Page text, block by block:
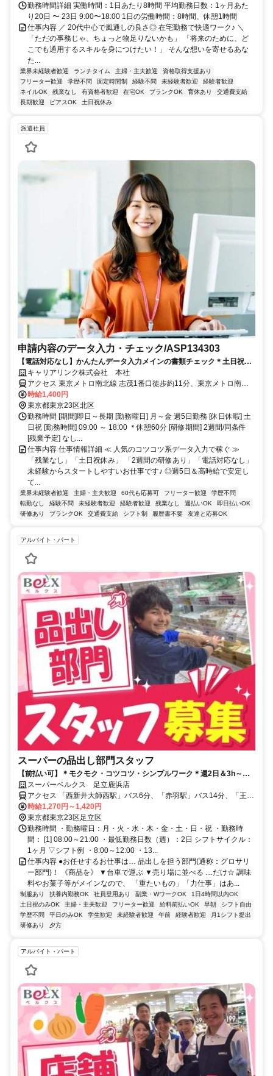
勤務時間詳細 実働時間：1日あたり8時間 平均勤務日数：1ヶ月あた
り20日 〜 23日 9:00〜18:00 1日の労働時間：8時間、休憩1時間
仕事内容 ／ 20代中心で風通しの良さ◎ 在宅勤務で快適ワーク♪ ＼
「ただの事務じゃ、ちょっと物足りないかも」 「将来のために、ど
こでも通用するスキルを身につけたい！」 そんな想いを寄せるあな
た...
業界未経験者歓迎 ランチタイム 主婦・主夫歓迎
資格取得支援あり
フリーター歓迎
学歴不問 固定時間制 経験不問 未経験者歓迎
経験者歓迎
ネイルOK
残業なし 有資格者歓迎 在宅OK ブランクOK 育休あり
交通費支給
長期歓迎
ピアスOK 土日祝休み
派遣社員
申請内容のデータ入力・チェック/ASP134303
【電話対応なし】かんたんデータ入力メインの書類チェック＊土日祝休
み<月収22.4万円>
キャリアリンク株式会社 本社
アクセス 東京メトロ南北線 志茂1番口徒歩約11分、東京メトロ南北
線 王子神谷エレベータ出入口徒歩約12分、ＪＲ京浜東北線 東十条北
口徒歩約13分 南北線 志茂駅 徒歩7分 南北線 王子神谷駅 徒歩11分 JR
線 東十条駅 徒歩18分 JR線 赤羽駅 バス10分 都営バス赤羽駅東口「豊
島5丁目団地行き」約10分。「北車庫」下車。
時給1,400円
東京都東京23区北区
勤務時間 [期間]即日～長期 [勤務曜日] 月～金 週5日勤務 [休日休暇] 土
日祝 [勤務時間] 09:00 ～ 18:00 ＊休憩60分 [研修期間] 2週間/同条件
[残業予定] なし...
仕事内容 仕事情報詳細 ≪ 人気のコツコツ系データ入力で稼ぐ ≫
「残業なし」「土日祝休み」 「2週間の研修あり」「電話対応なし」
未経験からスタートしやすいお仕事です♪ ◎週5日＆高時給で安定し
て...
業界未経験者歓迎 主婦・主夫歓迎 60代も応募可 フリーター歓迎
学歴不問
転勤なし
経験不問 未経験者歓迎 経験者歓迎 残業なし 週払いOK
即日払いOK
研修あり
ブランクOK 交通費支給 シフト制 履歴書不要 友達と応募OK
アルバイト・パート
スーパーの品出し部門スタッフ
【前払い可】＊モクモク・コツコツ・シンプルワーク＊週2日＆3h～シ
フト相談OK！扶養内でも働けます♪
スーパーベルクス 足立鹿浜店
アクセス 「西新井大師西駅」バス6分、「赤羽駅」バス14分、「王子
駅」バス16分 ★自転車通勤OK★自動車通勤応相談
時給1,270円～1,420円
東京都東京23区足立区
勤務時間 ・勤務曜日：月・火・水・木・金・土・日・祝 ・勤務時
間： [1] 08:00～21:00 ・最低勤務日数（週）：2日 シフトサイクル：
1ヶ月 ▽シフト例 ・8:00～12:00 ・13...
仕事内容 ●お任せするお仕事は… 品出しを担う部門(通称：グロサリ
ー部門)！ 《商品を》 ▼台車で運ぶ ▼売り場に並べる …だけ☆ 調味
料やお菓子等がメインなので、 「重たいもの」「力仕事」はあ...
制服あり 扶養内勤務OK 社員登用あり 副業・WワークOK
1日4時間以内OK
土日祝のみOK
主婦・主夫歓迎 フリーター歓迎 給料前払いOK 早朝
シフト自由
学歴不問
平日のみOK 学生歓迎 未経験者歓迎 午前 経験者歓迎
月1シフト提出
研修あり
夕方
アルバイト・パート